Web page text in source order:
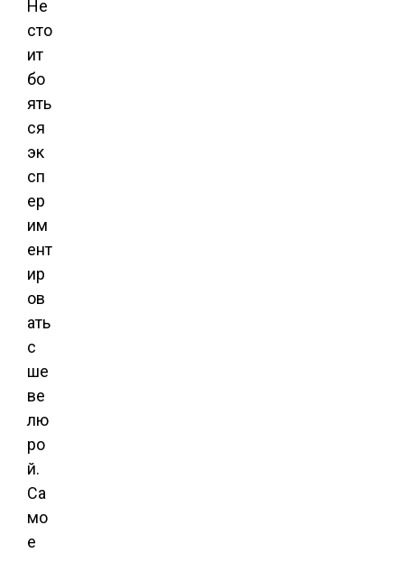
Не
сто
ит
бо
ять
ся
эк
сп
ер
им
ент
ир
ов
ать
с
ше
ве
лю
ро
й.
Са
мо
е